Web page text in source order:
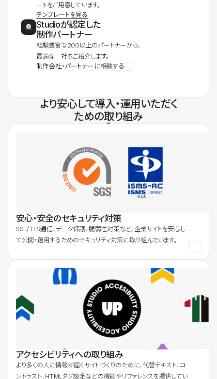
ートをご用意しています。
テンプレートを見る
Studioが認定した
制作パートナー
経験豊富な200以上のパートナーから、
最適な一社をご紹介します。
制作会社・パートナーに相談する
より安心して導入・運用いただく
ための取り組み
安心・安全のセキュリティ対策
SSL/TLS通信、データ保護、脆弱性対策など、企業サイトを安心し
て公開・運用するためのセキュリティ対策に取り組んでいます。
アクセシビリティへの取り組み
より多くの人に情報が届くサイトづくりのために、代替テキスト、コ
ントラスト、HTMLタグ設定などの機能やリファレンスを提供してい